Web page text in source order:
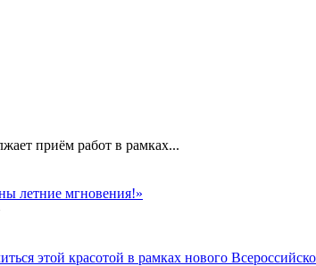
приём работ в рамках...
летние мгновения!»
этой красотой в рамках нового